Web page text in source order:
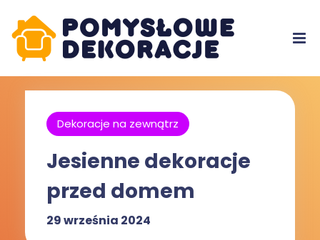
Dekoracje na zewnątrz
Jesienne dekoracje
przed domem
29 września 2024